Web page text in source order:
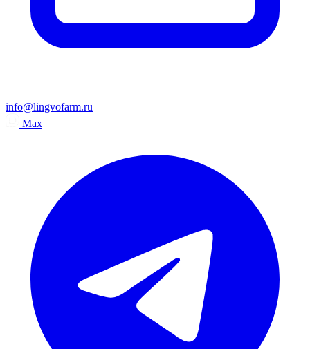
info@lingvofarm.ru
Max